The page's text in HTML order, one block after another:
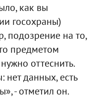
как вы
госохраны)
подозрение на то,
предметом
оттеснить.
нет данных, есть
- отметил он.